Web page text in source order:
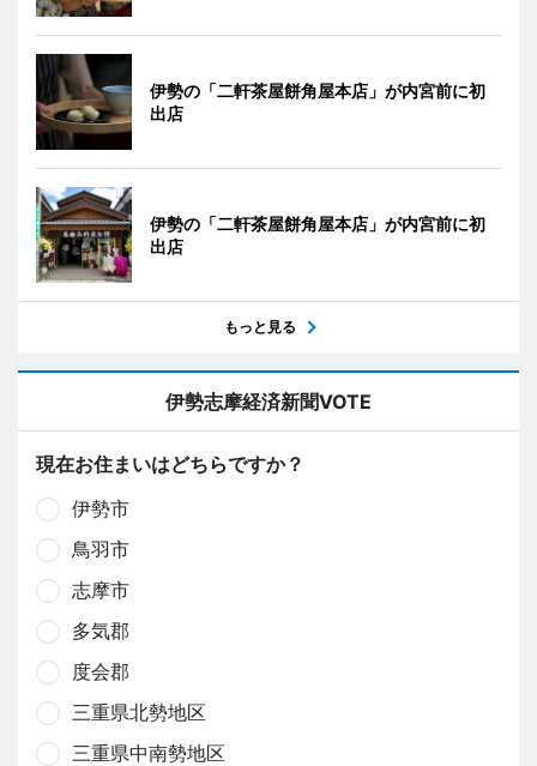
伊勢の「二軒茶屋餅角屋本店」が内宮前に初
出店
伊勢の「二軒茶屋餅角屋本店」が内宮前に初
出店
もっと見る
伊勢志摩経済新聞VOTE
現在お住まいはどちらですか？
伊勢市
鳥羽市
志摩市
多気郡
度会郡
三重県北勢地区
三重県中南勢地区